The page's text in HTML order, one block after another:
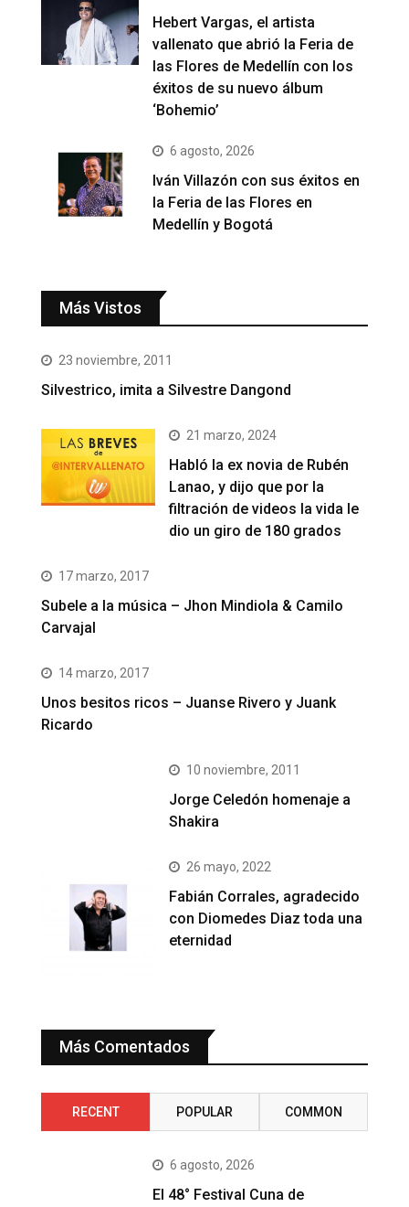
Hebert Vargas, el artista
vallenato que abrió la Feria de
las Flores de Medellín con los
éxitos de su nuevo álbum
‘Bohemio’
6 agosto, 2026
Iván Villazón con sus éxitos en
la Feria de las Flores en
Medellín y Bogotá
Más Vistos
23 noviembre, 2011
Silvestrico, imita a Silvestre Dangond
21 marzo, 2024
Habló la ex novia de Rubén
Lanao, y dijo que por la
filtración de videos la vida le
dio un giro de 180 grados
17 marzo, 2017
Subele a la música – Jhon Mindiola & Camilo
Carvajal
14 marzo, 2017
Unos besitos ricos – Juanse Rivero y Juank
Ricardo
10 noviembre, 2011
Jorge Celedón homenaje a
Shakira
26 mayo, 2022
Fabián Corrales, agradecido
con Diomedes Diaz toda una
eternidad
Más Comentados
RECENT POPULAR COMMON
6 agosto, 2026
El 48° Festival Cuna de